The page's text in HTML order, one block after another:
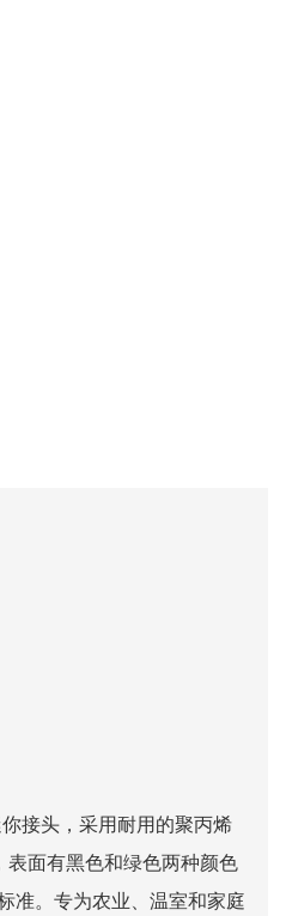
接头，采用耐用的聚丙烯
面有黑色和绿色两种颜色
准。专为农业、温室和家庭